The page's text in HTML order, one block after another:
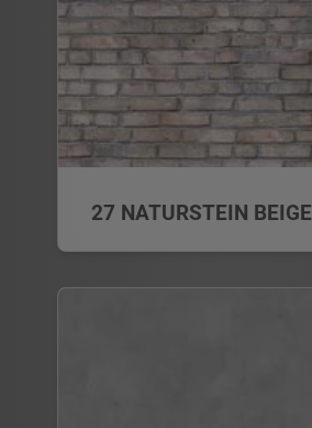
27 NATURSTEIN BEIGE